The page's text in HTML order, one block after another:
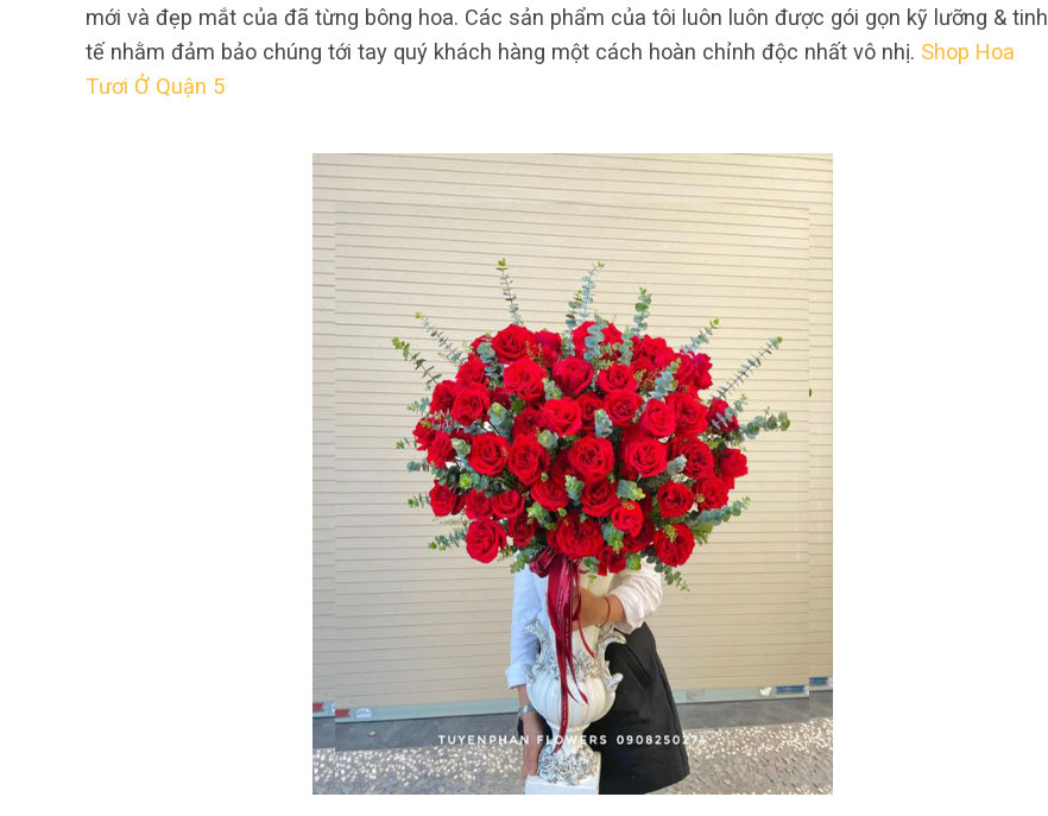
mới và đẹp mắt của đã từng bông hoa. Các sản phẩm của tôi luôn luôn được gói gọn kỹ lưỡng & tinh
tế nhằm đảm bảo chúng tới tay quý khách hàng một cách hoàn chỉnh độc nhất vô nhị. Shop Hoa
Tươi Ở Quận 5